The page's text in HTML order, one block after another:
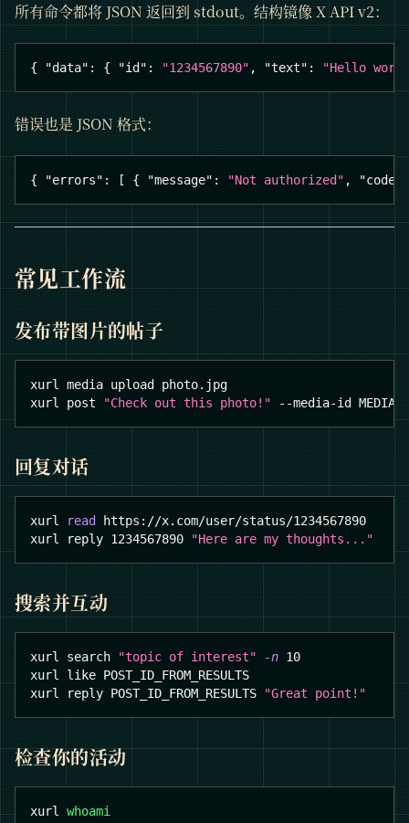
所有命令都将 JSON 返回到 stdout。结构镜像 X API v2：
{ "data" : { "id" : "1234567890" , "text" : "Hello
错误也是 JSON 格式：
{ "errors" : [ { "message" : "Not authorized" , "code"
常见工作流
发布带图片的帖子
xurl media upload photo.jpg
xurl post
"Check out this photo!" --media-id
回复对话
xurl read
https://x.com/user/status/1234567890
xurl reply 1234567890 "Here are my thoughts..."
搜索并互动
xurl search "topic of interest" -n 10
xurl like POST_ID_FROM_RESULTS
xurl reply POST_ID_FROM_RESULTS
"Great point!"
检查你的活动
xurl whoami